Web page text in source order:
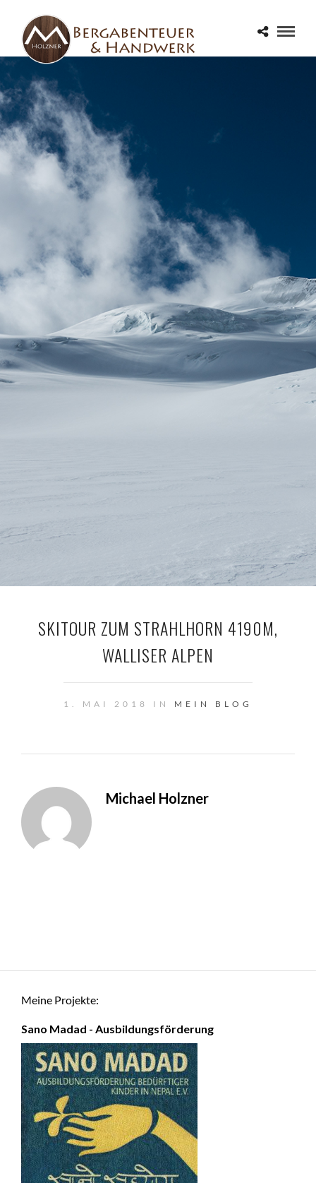
SKITOUR ZUM STRAHLHORN 4190M,
WALLISER ALPEN
1. MAI 2018 IN MEIN BLOG
Michael Holzner
Meine Projekte:
Sano Madad - Ausbildungsförderung